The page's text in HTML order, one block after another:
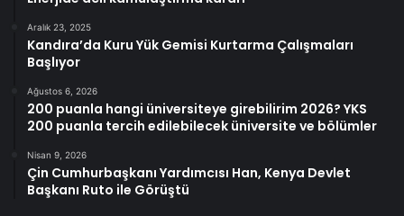
Aralık 23, 2025
Kandıra’da Kuru Yük Gemisi Kurtarma Çalışmaları
Başlıyor
Ağustos 6, 2026
200 puanla hangi üniversiteye girebilirim 2026? YKS
200 puanla tercih edilebilecek üniversite ve bölümler
Nisan 9, 2026
Çin Cumhurbaşkanı Yardımcısı Han, Kenya Devlet
Başkanı Ruto ile Görüştü